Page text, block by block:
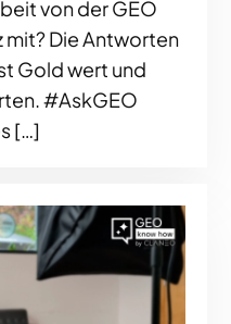
von der GEO
mit? Die Antworten
Gold wert und
#AskGEO
[…]